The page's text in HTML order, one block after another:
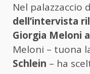
Nel palazzaccio
dell’intervista
Giorgia Meloni
Meloni – tuona
Schlein – ha